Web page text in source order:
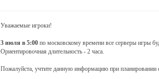
Уважаемые игроки!
3 июля в 5:00 по московскому времени все серверы игры
Ориентировочная длительность - 2 часа.
Пожалуйста, учтите данную информацию при планировании